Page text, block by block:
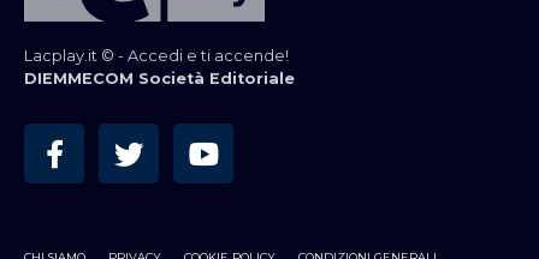
Lacplay.it © - Accedi e ti accende!
DIEMMECOM Società Editoriale